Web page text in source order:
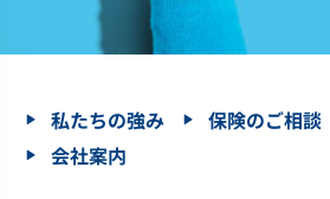
私たちの強み 保険のご相談
会社案内